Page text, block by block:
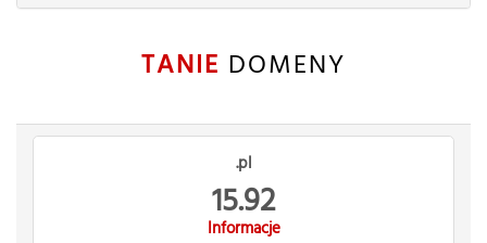
TANIE DOMENY
.pl
15.92
Informacje